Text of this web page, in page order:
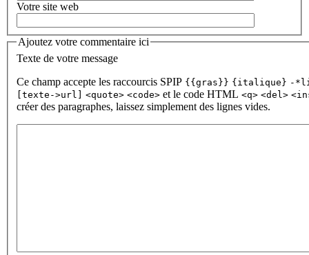
Votre site web
Ajoutez votre commentaire ici
Texte de votre message
Ce champ accepte les raccourcis SPIP {{gras}} {italique} -
[texte->url] <quote> <code> et le code HTML <q> <del>
créer des paragraphes, laissez simplement des lignes vides.